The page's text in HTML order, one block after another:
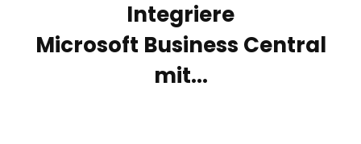
Integriere
Microsoft Business Central
mit...